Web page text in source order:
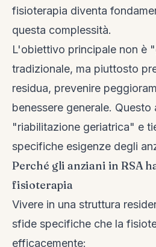
fisioterapia diventa
questa complessità.
L'obiettivo principale non è
tradizionale, ma piuttosto
residua, prevenire
benessere generale.
"riabilitazione geriatrica" e
specifiche esigenze degli
Perché gli anziani in RSA
fisioterapia
Vivere in una struttura
sfide specifiche che la
efficacemente: